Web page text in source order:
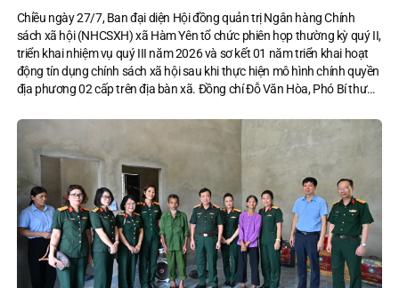
Chiều ngày 27/7, Ban đại diện Hội đồng quản trị Ngân hàng Chính
sách xã hội (NHCSXH) xã Hàm Yên tổ chức phiên họp thường kỳ quý II,
triển khai nhiệm vụ quý III năm 2026 và sơ kết 01 năm triển khai hoạt
động tín dụng chính sách xã hội sau khi thực hiện mô hình chính quyền
địa phương 02 cấp trên địa bàn xã. Đồng chí Đỗ Văn Hòa, Phó Bí thư
Hàm Yên chủ trì hội nghị.